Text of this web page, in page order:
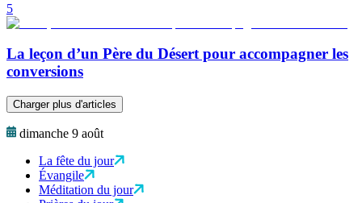
5
La leçon d’un Père du Désert pour accompagner les
conversions
Charger plus d'articles
dimanche 9 août
La fête du jour
Évangile
Méditation du jour